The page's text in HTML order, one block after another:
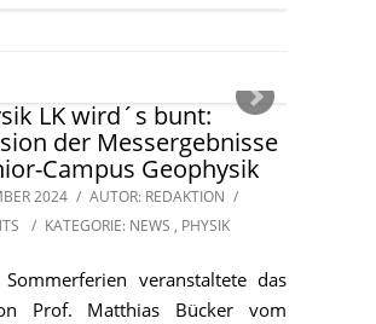
LK wird´s bunt:
der Messergebnisse
Campus Geophysik
2024 / AUTOR: REDAKTION /
/ KATEGORIE: NEWS , PHYSIK
veranstaltete das
Prof. Matthias Bücker vom